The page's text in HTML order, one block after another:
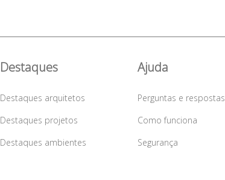
Destaques
Destaques arquitetos
Destaques projetos
Destaques ambientes
Ajuda
Perguntas e respostas
Como funciona
Segurança